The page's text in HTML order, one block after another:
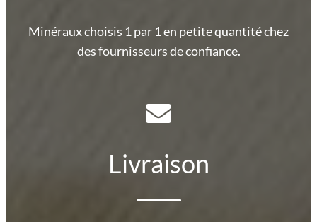
Minéraux choisis 1 par 1 en petite quantité chez
des fournisseurs de confiance.
Livraison